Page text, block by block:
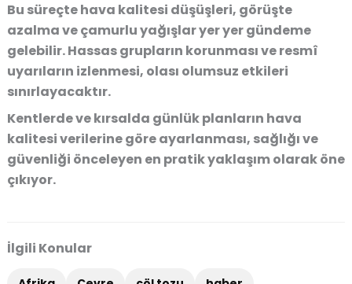
Bu süreçte hava kalitesi düşüşleri, görüşte
azalma ve çamurlu yağışlar yer yer gündeme
gelebilir. Hassas grupların korunması ve resmî
uyarıların izlenmesi, olası olumsuz etkileri
sınırlayacaktır.
Kentlerde ve kırsalda günlük planların hava
kalitesi verilerine göre ayarlanması, sağlığı ve
güvenliği önceleyen en pratik yaklaşım olarak öne
çıkıyor.
İlgili Konular